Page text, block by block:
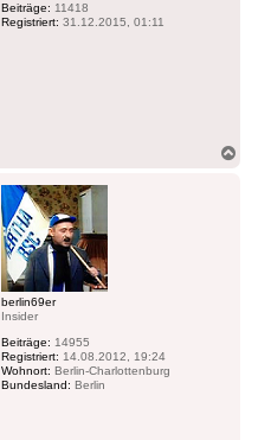
Beiträge: 11418
Registriert: 31.12.2015, 01:11
berlin69er
Insider
Beiträge: 14955
Registriert: 14.08.2012, 19:24
Wohnort: Berlin-Charlottenburg
Bundesland: Berlin